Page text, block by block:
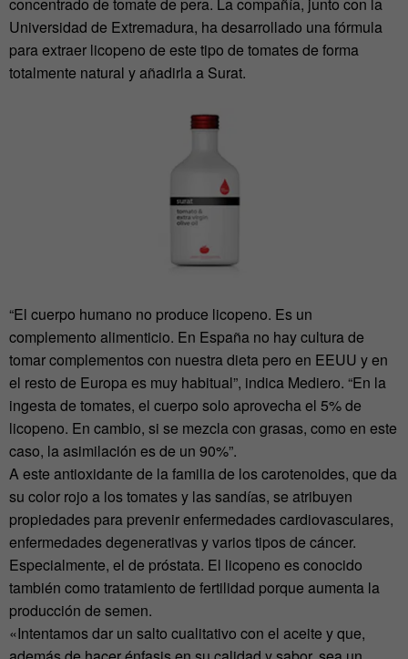
concentrado de tomate de pera. La compañía, junto con la
Universidad de Extremadura, ha desarrollado una fórmula
para extraer licopeno de este tipo de tomates de forma
totalmente natural y añadirla a Surat.
“El cuerpo humano no produce licopeno. Es un
complemento alimenticio. En España no hay cultura de
tomar complementos con nuestra dieta pero en EEUU y en
el resto de Europa es muy habitual”, indica Mediero. “En la
ingesta de tomates, el cuerpo solo aprovecha el 5% de
licopeno. En cambio, si se mezcla con grasas, como en este
caso, la asimilación es de un 90%”.
A este antioxidante de la familia de los carotenoides, que da
su color rojo a los tomates y las sandías, se atribuyen
propiedades para prevenir enfermedades cardiovasculares,
enfermedades degenerativas y varios tipos de cáncer.
Especialmente, el de próstata. El licopeno es conocido
también como tratamiento de fertilidad porque aumenta la
producción de semen.
«Intentamos dar un salto cualitativo con el aceite y que,